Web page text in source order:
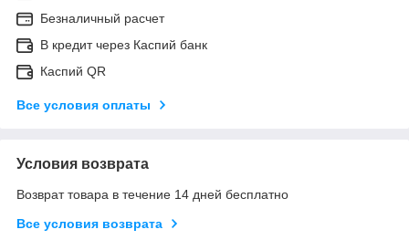
Безналичный расчет
В кредит через Каспий банк
Каспий QR
Все условия оплаты
Условия возврата
Возврат товара в течение 14 дней бесплатно
Все условия возврата